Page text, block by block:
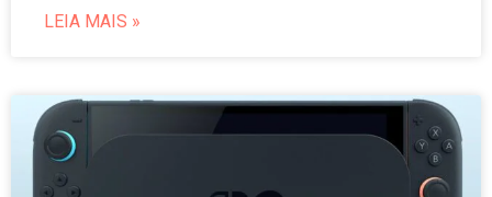
LEIA MAIS »